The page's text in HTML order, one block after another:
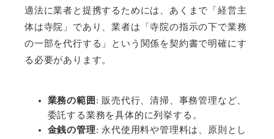
適法に業者と提携するためには、あくまで「経営主
体は寺院」であり、業者は「寺院の指示の下で業務
の一部を代行する」という関係を契約書で明確にす
る必要があります。
業務の範囲 : 販売代行、清掃、事務管理など、
委託する業務を具体的に列挙する。
金銭の管理: 永代使用料や管理料は、原則とし